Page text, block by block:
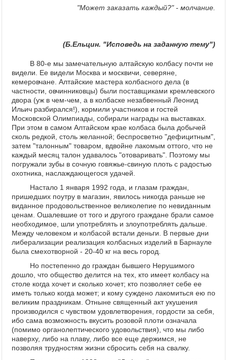
"Может заказать каждый?" - молчание.
(Б.Ельцин. "Исповедь на заданную тему")
В 80-е мы замечательную алтайскую колбасу почти не
видели. Ее видели Москва и москвичи, северяне,
кемеровчане. Алтайские мастера колбасного дела (в
частности, овчинниковцы) были поставщиками кремлевского
двора (уж в чем-чем, а в колбаске незабвенный Леонид
Ильич разбирался!), кормили участников и гостей
Московской Олимпиады, собирали награды на выставках.
При этом в самом Алтайском крае колбаса была добычей
сколь редкой, столь желанной; беспросветно "дефицитным",
затем "талонным" товаром, вдвойне лакомым оттого, что не
каждый месяц талон удавалось "отоваривать". Поэтому мы
погружали зубы в сочную говяжье-свиную плоть с радостью
охотника, наслаждающегося удачей.
Настало 1 января 1992 года, и глазам граждан,
пришедших поутру в магазин, явилось никогда раньше не
виданное продовольственное великолепие по невиданным
ценам. Ошалевшие от того и другого граждане брали самое
необходимое, шли употреблять и злоупотреблять дальше.
Между человеком и колбасой встали деньги. В первые дни
либерализации реализация колбасных изделий в Барнауле
была смехотворной - 20-40 кг на весь город.
Но постепенно до граждан бывшего Нерушимого
дошло, что общество делится на тех, кто имеет колбасу на
столе когда хочет и сколько хочет; кто позволяет себе ее
иметь только когда может; и кому суждено лакомиться ею по
великим праздникам. Отныне священный акт укушения
производился с чувством удовлетворения, гордости за себя,
ибо сама возможность вкусить розовой плоти означала
(помимо органолептического удовольствия), что мы либо
наверху, либо на плаву, либо все еще держимся, не
позволяя трудностям жизни сбросить себя на свалку.